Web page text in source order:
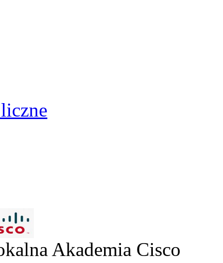
Akademia Cisco